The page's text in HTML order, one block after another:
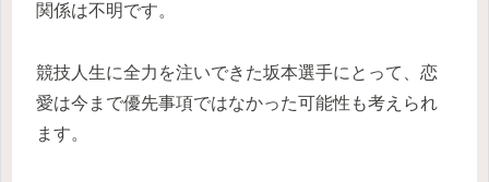
関係は不明です。
競技人生に全力を注いできた坂本選手にとって、恋
愛は今まで優先事項ではなかった可能性も考えられ
ます。